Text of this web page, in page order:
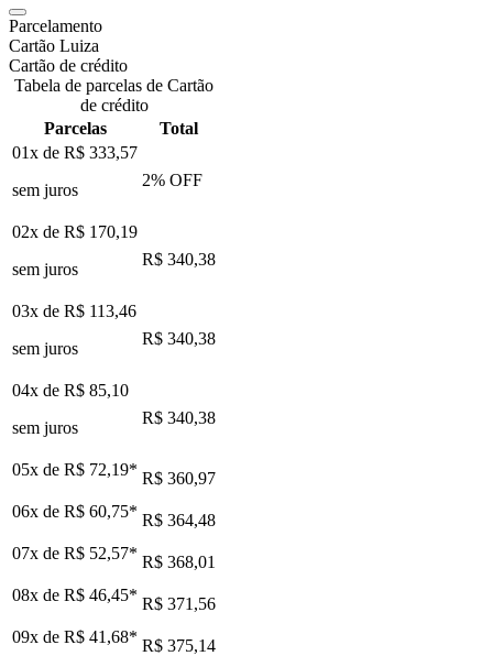
Parcelamento
Cartão Luiza
Cartão de crédito
Tabela de parcelas de Cartão
de crédito
Parcelas
Total
01x de R$ 333,57
sem juros
2% OFF
02x de R$ 170,19
sem juros
R$ 340,38
03x de R$ 113,46
sem juros
R$ 340,38
04x de R$ 85,10
sem juros
R$ 340,38
05x de R$ 72,19* R$ 360,97
06x de R$ 60,75* R$ 364,48
07x de R$ 52,57* R$ 368,01
08x de R$ 46,45* R$ 371,56
09x de R$ 41,68* R$ 375,14